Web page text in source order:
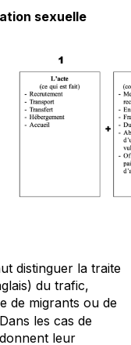
sexuelle
distinguer la traite
du trafic,
de migrants ou de
les cas de
leur